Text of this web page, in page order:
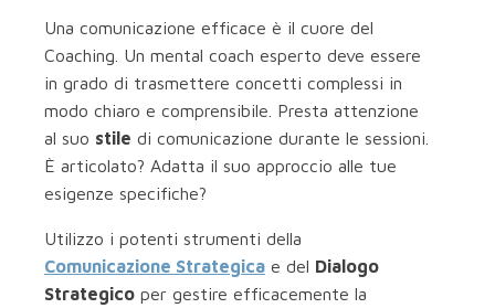
Una comunicazione efficace è il cuore del
Coaching. Un mental coach esperto deve essere
in grado di trasmettere concetti complessi in
modo chiaro e comprensibile. Presta attenzione
al suo stile di comunicazione durante le sessioni.
È articolato? Adatta il suo approccio alle tue
esigenze specifiche?
Utilizzo i potenti strumenti della
Comunicazione Strategica e del Dialogo
Strategico per gestire efficacemente la